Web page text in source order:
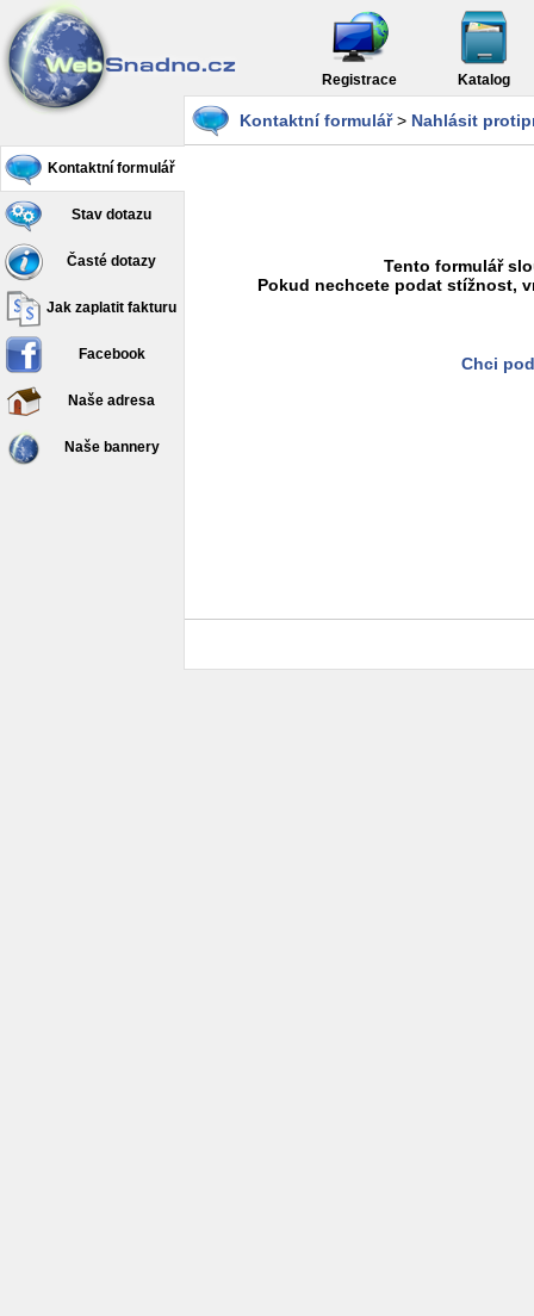
Registrace Katalog
Kontaktní formulář
Stav dotazu
Časté dotazy
Jak zaplatit fakturu
Facebook
Naše adresa
Naše bannery
Kontaktní formulář> Nahlásit
Tento formulář
Pokud nechcete podat stížnost,
Chci